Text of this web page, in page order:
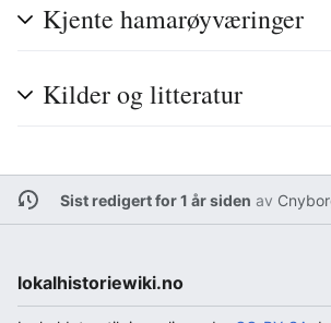
Kjente hamarøyværinger
Kilder og litteratur
Sist redigert for 1 år siden av
lokalhistoriewiki.no